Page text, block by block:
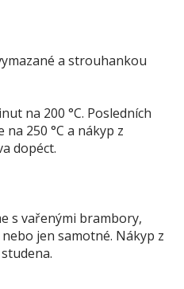
a strouhankou
na 200 °C. Posledních
250 °C a nákyp z
dopéct.
s vařenými brambory,
jen samotné. Nákyp z